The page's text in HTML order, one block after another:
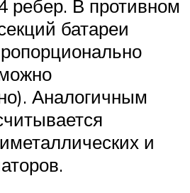
ребер. В противном
батареи
Аналогичным
и